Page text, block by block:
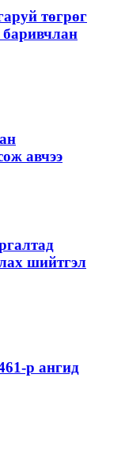
төгрөг
авчээ
шийтгэл
р ангид